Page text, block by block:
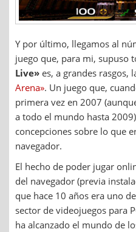
Y por último, llegamos al
juego que, para mi, supuso
Live» es, a grandes rasgos,
Arena». Un juego que,
primera vez en 2007
a todo el mundo hasta
concepciones sobre lo que
navegador.
El hecho de poder jugar
del navegador (previa
que hace 10 años era uno
sector de videojuegos para
ha alcanzado el mundo de